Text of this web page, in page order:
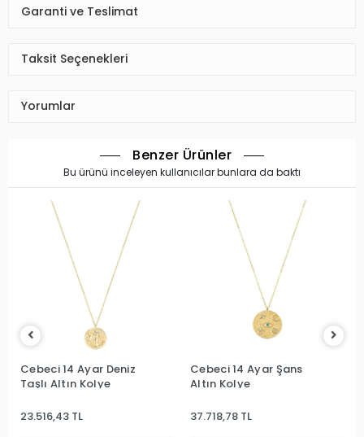
Garanti ve Teslimat
Taksit Seçenekleri
Yorumlar
Benzer Ürünler
Bu ürünü inceleyen kullanıcılar bunlara da baktı
Cebeci 14 Ayar Deniz
Taşlı Altın Kolye
23.516,43 TL
Cebeci 14 Ayar Şans
Altın Kolye
37.718,78 TL